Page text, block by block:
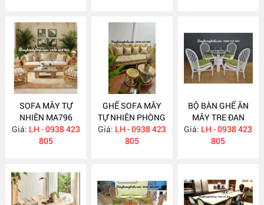
SOFA MÂY TỰ
NHIÊN MA796
Giá: LH - 0938 423
805
GHẾ SOFA MÂY
TỰ NHIÊN PHÒNG
KHÁCH MA795
Giá: LH - 0938 423
805
BỘ BÀN GHẾ ĂN
MÂY TRE ĐAN
MA784
Giá: LH - 0938 423
805